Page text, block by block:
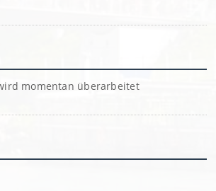
momentan überarbeitet